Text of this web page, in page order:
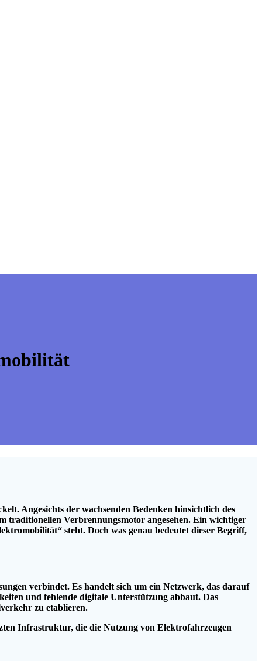
Angesichts der wachsenden Bedenken hinsichtlich des
traditionellen Verbrennungsmotor angesehen. Ein wichtiger
steht. Doch was genau bedeutet dieser Begriff,
verbindet. Es handelt sich um ein Netzwerk, das darauf
und fehlende digitale Unterstützung abbaut. Das
zu etablieren.
Infrastruktur, die die Nutzung von Elektrofahrzeugen